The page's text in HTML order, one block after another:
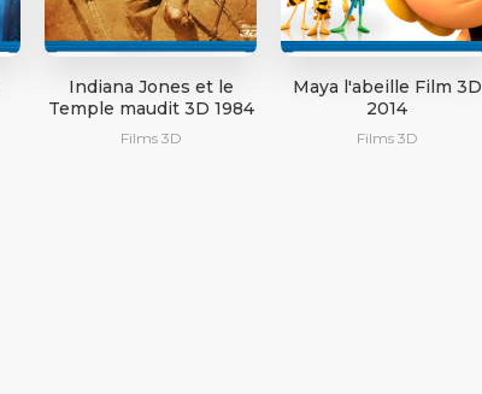
Indiana Jones et le
Temple maudit 3D 1984
Films 3D
Maya l'abeille Film 3D
2014
Films 3D